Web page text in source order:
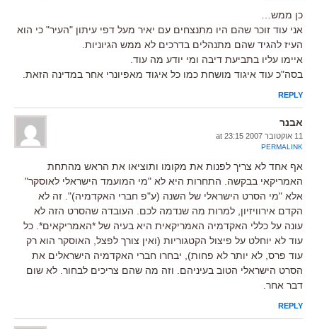
כן ממש…
אני עוד זוכר שהם היו מתנצחים עם יאיר מעל דפי עיתון "העיר" כי הוא
העיז להגיד שהם מתנהלים בדרכים לא ממש הגיוניות.
איימו עליו בתביעת דיבה ומי יודע מה עוד.
בסה"כ עוד איגוד מושחת כמו כל איגוד מאפיונרי אחר במדינה הזאת.
REPLY
אבנר
11 אוקטובר 2007 at 23:15
PERMALINK
אף אחד לא צריך לפנות את מקומו ותוציאו את הראש מהתחת
האמריקאי בבקשה. התחרות היא לא "מי המועמד הישראלי לאוסקר"
אלא "מי הסרט הישראלי של השנה (ע"פ חברי האקדמיה)". זה לא
הקדם אירוויזיון, למרות מה שנדמה לכם. העובדה שהסרט הזה לא
עונה על כללי האקדמיה האמריקאית היא בעיה של *האמריקאים*. כל
עוד לא יוחלט על פיצול הקטגוריות (ואין צורך לפצל, האוסקר הוא רק
עוד פרס, לא יותר לא פחות), יבחרו חברי האקדמיה הישראלים את
הסרט הישראלי הטוב בעיניהם. וזה מה שהם צריכים לבחור. לא שום
דבר אחר.
REPLY